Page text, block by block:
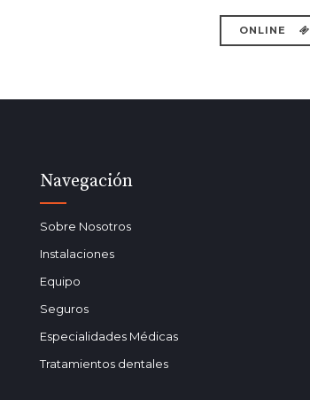
ONLINE
Navegación
Sobre Nosotros
Instalaciones
Equipo
Seguros
Especialidades Médicas
Tratamientos dentales